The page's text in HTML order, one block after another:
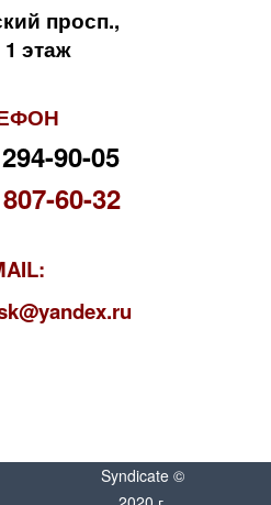
просп.,
этаж
90-05
60-32
Syndicate ©